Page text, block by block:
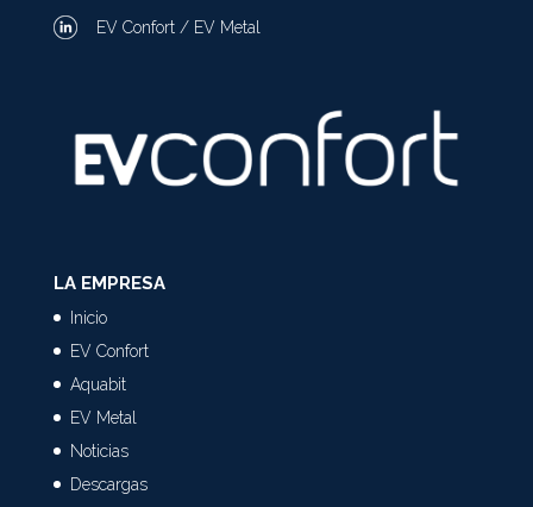
EV Confort / EV Metal
LA EMPRESA
Inicio
EV Confort
Aquabit
EV Metal
Noticias
Descargas